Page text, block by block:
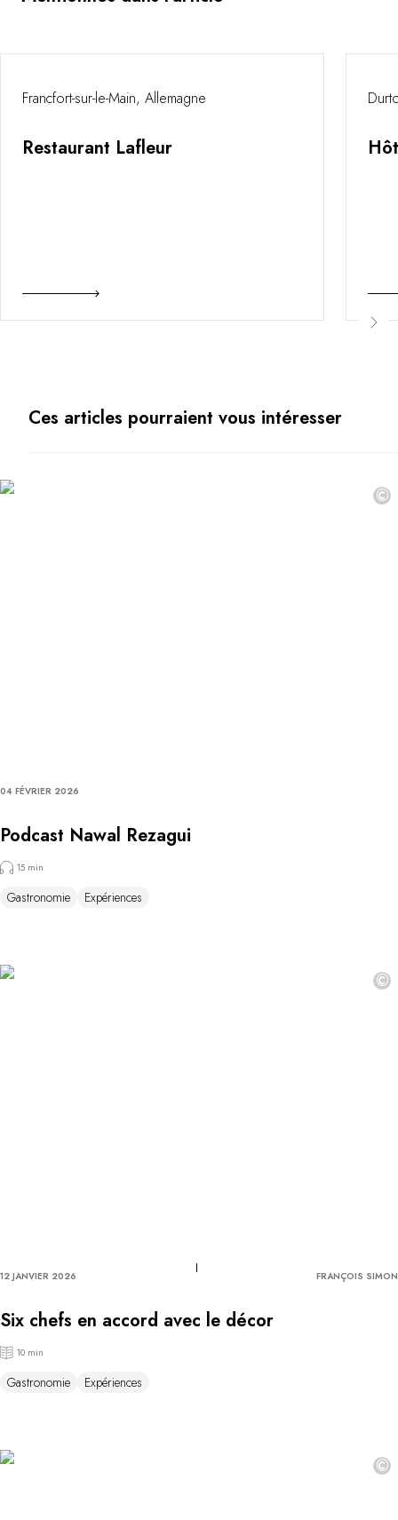
Francfort-sur-le-Main, Allemagne
Restaurant Lafleur
Ces articles pourraient vous intéresser
©
04 FÉVRIER 2026
Podcast Nawal Rezagui
15 min
Gastronomie Expériences
©
12 JANVIER 2026 FRANÇOIS SIMON
Six chefs en accord avec le décor
10 min
Gastronomie Expériences
©